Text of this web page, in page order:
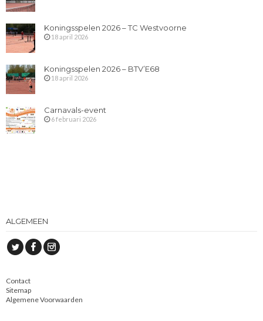
Koningsspelen 2026 – TC Westvoorne
18 april 2026
Koningsspelen 2026 – BTV’E68
18 april 2026
Carnavals-event
6 februari 2026
ALGEMEEN
Contact
Sitemap
Algemene Voorwaarden